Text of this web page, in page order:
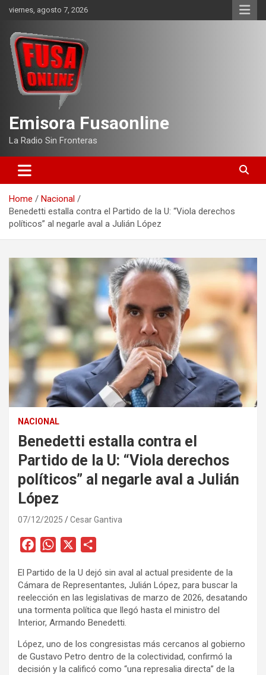
Skip
content
viernes, agosto 7, 2026
Emisora Fusaonline
La Radio Sin Fronteras
Home
Nacional
Benedetti estalla contra el Partido de la U: “Viola derechos
políticos” al negarle aval a Julián López
NACIONAL
Benedetti estalla contra el
Partido de la U: “Viola derechos
políticos” al negarle aval a Julián
López
07/12/2025 Cesar Gantiva
c
e
b
o
k
W
a
t
s
A
p
m
p
a
r
i
r
El Partido de la U dejó sin aval al actual presidente de la
Cámara de Representantes, Julián López, para buscar la
reelección en las legislativas de marzo de 2026, desatando
una tormenta política que llegó hasta el ministro del
Interior, Armando Benedetti.
López, uno de los congresistas más cercanos al gobierno
de Gustavo Petro dentro de la colectividad, confirmó la
decisión y la calificó como “una represalia directa” de la